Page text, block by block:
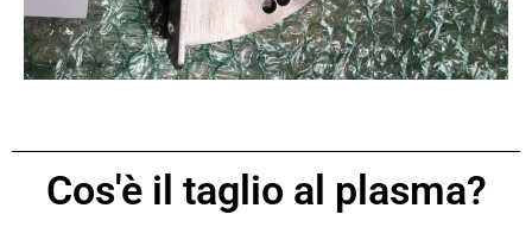
Cos'è il taglio al plasma?